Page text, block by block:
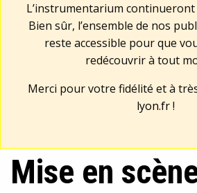
L’instrumentarium
Bien sûr, l’ensemble de nos
reste accessible pour que
redécouvrir à tout
Merci pour votre fidélité et à
lyon.fr!
Mise en